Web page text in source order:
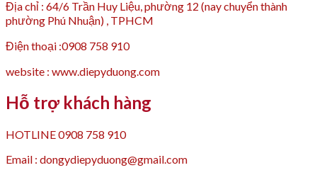
Địa chỉ : 64/6 Trần Huy Liệu, phường 12 (nay chuyển thành
phường Phú Nhuận) , TPHCM
Điện thoại :0908 758 910
website : www.diepyduong.com
Hỗ trợ khách hàng
HOTLINE 0908 758 910
Email : dongydiepyduong@gmail.com